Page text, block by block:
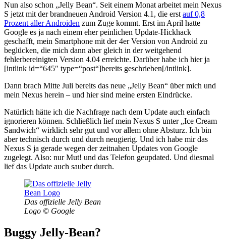
Nun also schon „Jelly Bean“. Seit einem Monat arbeitet mein Nexus
S jetzt mit der brandneuen Android Version 4.1, die erst auf 0,8
Prozent aller Androiden zum Zuge kommt. Erst im April hatte
Google es ja nach einem eher peinlichen Update-Hickhack
geschafft, mein Smartphone mit der 4er Version von Android zu
beglücken, die mich dann aber gleich in der weitgehend
fehlerbereinigten Version 4.04 erreichte. Darüber habe ich hier ja
[intlink id=“645″ type=“post“]bereits geschrieben[/intlink].
Dann brach Mitte Juli bereits das neue „Jelly Bean“ über mich und
mein Nexus herein – und hier sind meine ersten Eindrücke.
Natürlich hätte ich die Nachfrage nach dem Update auch einfach
ignorieren können. Schließlich lief mein Nexus S unter „Ice Cream
Sandwich“ wirklich sehr gut und vor allem ohne Absturz. Ich bin
aber technisch durch und durch neugierig. Und ich habe mir das
Nexus S ja gerade wegen der zeitnahen Updates von Google
zugelegt. Also: nur Mut! und das Telefon geupdated. Und diesmal
lief das Update auch sauber durch.
Das offizielle Jelly Bean
Logo © Google
Buggy Jelly-Bean?